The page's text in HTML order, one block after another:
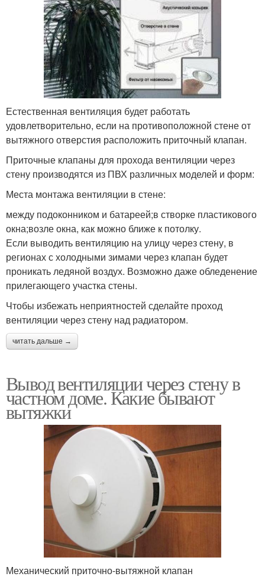
Естественная вентиляция будет работать
удовлетворительно, если на противоположной стене от
вытяжного отверстия расположить приточный клапан.
Приточные клапаны для прохода вентиляции через
стену производятся из ПВХ различных моделей и форм:
Места монтажа вентиляции в стене:
между подоконником и батареей;в створке пластикового
окна;возле окна, как можно ближе к потолку.
Если выводить вентиляцию на улицу через стену, в
регионах с холодными зимами через клапан будет
проникать ледяной воздух. Возможно даже обледенение
прилегающего участка стены.
Чтобы избежать неприятностей сделайте проход
вентиляции через стену над радиатором.
читать дальше →
Вывод вентиляции через стену в
частном доме. Какие бывают
вытяжки
Механический приточно-вытяжной клапан